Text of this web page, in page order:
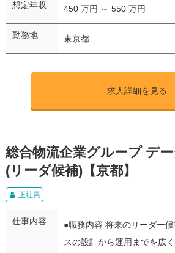
想定年収 450 万円 ～ 550 万円
勤務地 東京都
求人詳細を見る
総合物流企業グループ デ
(リーダ候補)【京都】
正社員
仕事内容
●職務内容 将来のリーダー
スの設計から運用までを広